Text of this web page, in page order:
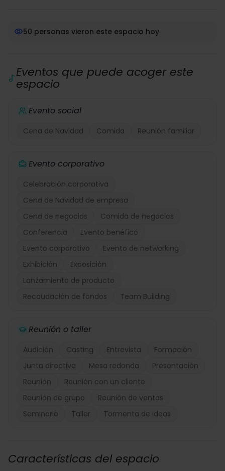
50 personas vieron este espacio hoy
Eventos que puede acoger este
espacio
Evento social
Cena de Navidad Comida Reunión familiar
Evento corporativo
Celebración corporativa
Cena de Navidad de empresa
Cena de negocios
Comida de negocios
Conferencia
Evento benéfico
Evento corporativo
Evento de networking
Exhibición
Exposición
Lanzamiento de producto
Recaudación de fondos
Team Building
Reunión o taller
Audición Casting Entrevista
Formación
Junta directiva
Mesa redonda
Presentación
Reunión
Reunión con un cliente
Reunión de grupo
Reunión de ventas
Seminario
Taller Tormenta de ideas
Características del espacio